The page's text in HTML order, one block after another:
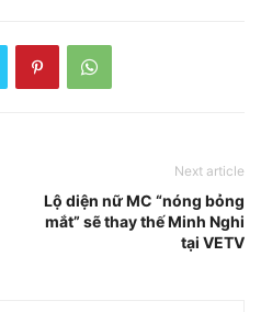
Next article
Lộ diện nữ MC “nóng bỏng
mắt” sẽ thay thế Minh Nghi
tại VETV